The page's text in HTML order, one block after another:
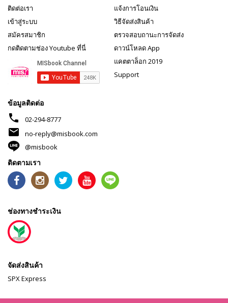
ติดต่อเรา
เข้าสู่ระบบ
สมัครสมาชิก
กดติดตามช่อง Youtube ที่นี่
แจ้งการโอนเงิน
วิธีจัดส่งสินค้า
ตรวจสอบถานะการจัดส่ง
ดาวน์โหลด App
แคตตาล็อก 2019
Support
ข้อมูลติดต่อ
phone 02-294-8777
mail
no-reply@misbook.com
@misbook
ติดตามเรา
ช่องทางชำระเงิน
จัดส่งสินค้า
SPX Express